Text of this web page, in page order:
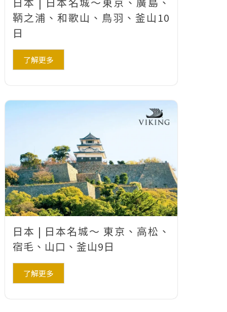
鞆之浦、和歌山、鳥羽、釜山10
日
了解更多
日本 | 日本名城～ 東京、高松、
宿毛、山口、釜山9日
了解更多